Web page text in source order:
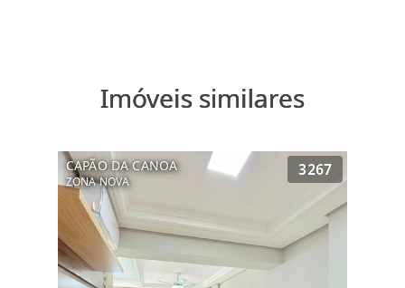
Imóveis similares
CAPÃO DA CANOA
ZONA NOVA
3267